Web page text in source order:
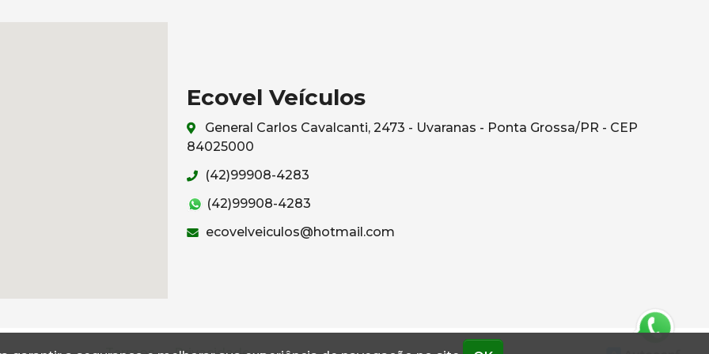
Ecovel Veículos
General Carlos Cavalcanti, 2473 - Uvaranas - Ponta Grossa/PR - CEP
84025000
(42)99908-4283
(42)99908-4283
ecovelveiculos@hotmail.com